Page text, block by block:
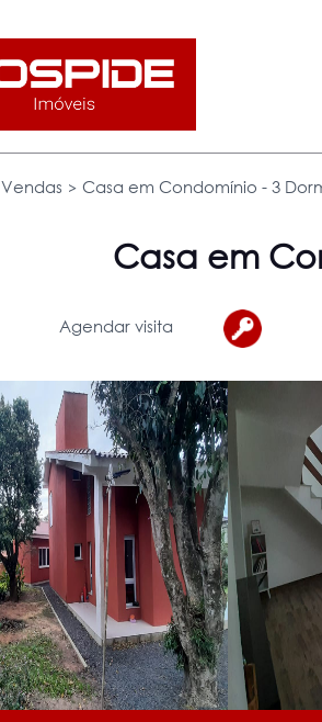
Vendas > Casa em Condomínio - 3
Casa em
Agendar visita